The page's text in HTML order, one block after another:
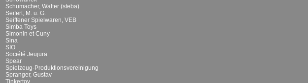
Schumacher, Walter (steba)
Seifert, M. u. G.
Seiffener Spielwaren, VEB
Simba Toys
Simonin et Cuny
Sina
SIO
Société Jeujura
Spear
Spielzeug-Produktionsvereinigung
Spranger, Gustav
Tinkertoy